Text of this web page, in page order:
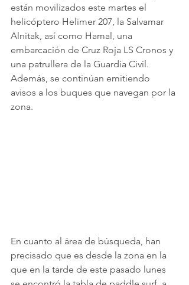
están movilizados este martes el
helicóptero Helimer 207, la Salvamar
Alnitak, así como Hamal, una
embarcación de Cruz Roja LS Cronos y
una patrullera de la Guardia Civil.
Además, se continúan emitiendo
avisos a los buques que navegan por la
zona.
En cuanto al área de búsqueda, han
precisado que es desde la zona en la
que en la tarde de este pasado lunes